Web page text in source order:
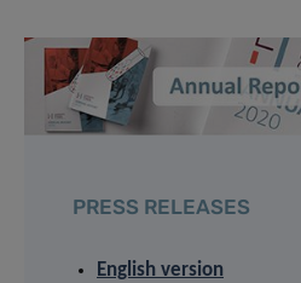
PRESS RELEASES
English version